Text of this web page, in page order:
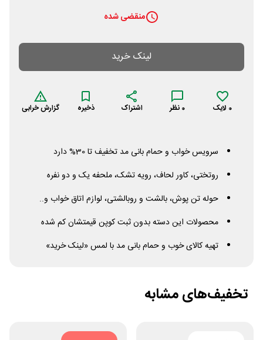
منقضی شده
لینک خرید
0 لایک 0 نظر اشتراک ذخیره گزارش خرابی
سرویس خواب و حمام بانی مد تخفیف تا 30% دارد
روتختی، کاور لحاف، رویه تشک، ملحفه یک و دو نفره
حوله تن پوش، بالشت و روبالشتی، لوازم اتاق خواب و..
محصولات این دسته بدون ثبت کوپن قیمتشان کم شده
تهیه کالای خوب و حمام بانی مد با لمس «لینک خرید»
تخفیف‌های مشابه